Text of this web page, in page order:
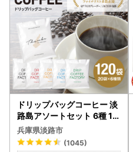
ドリップバッグコーヒー 淡
路島アソートセット 6種 12
0袋 飲み比べ コーヒー
兵庫県淡路市
(1045)